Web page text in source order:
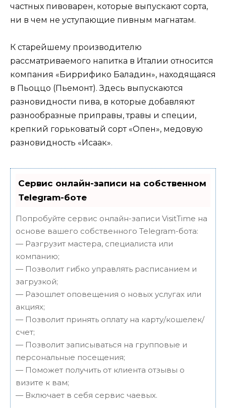
частных пивоварен, которые выпускают сорта,
ни в чем не уступающие пивным магнатам.
К старейшему производителю
рассматриваемого напитка в Италии относится
компания «Биррифико Баладин», находящаяся
в Пьоццо (Пьемонт). Здесь выпускаются
разновидности пива, в которые добавляют
разнообразные приправы, травы и специи,
крепкий горьковатый сорт «Опен», медовую
разновидность «Исаак».
Сервис онлайн-записи на собственном
Telegram-боте
Попробуйте сервис онлайн-записи VisitTime на
основе вашего собственного Telegram-бота:
— Разгрузит мастера, специалиста или
компанию;
— Позволит гибко управлять расписанием и
загрузкой;
— Разошлет оповещения о новых услугах или
акциях;
— Позволит принять оплату на карту/кошелек/
счет;
— Позволит записываться на групповые и
персональные посещения;
— Поможет получить от клиента отзывы о
визите к вам;
— Включает в себя сервис чаевых.